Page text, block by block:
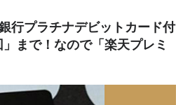
行プラチナデビットカード付
まで！なので「楽天プレミ